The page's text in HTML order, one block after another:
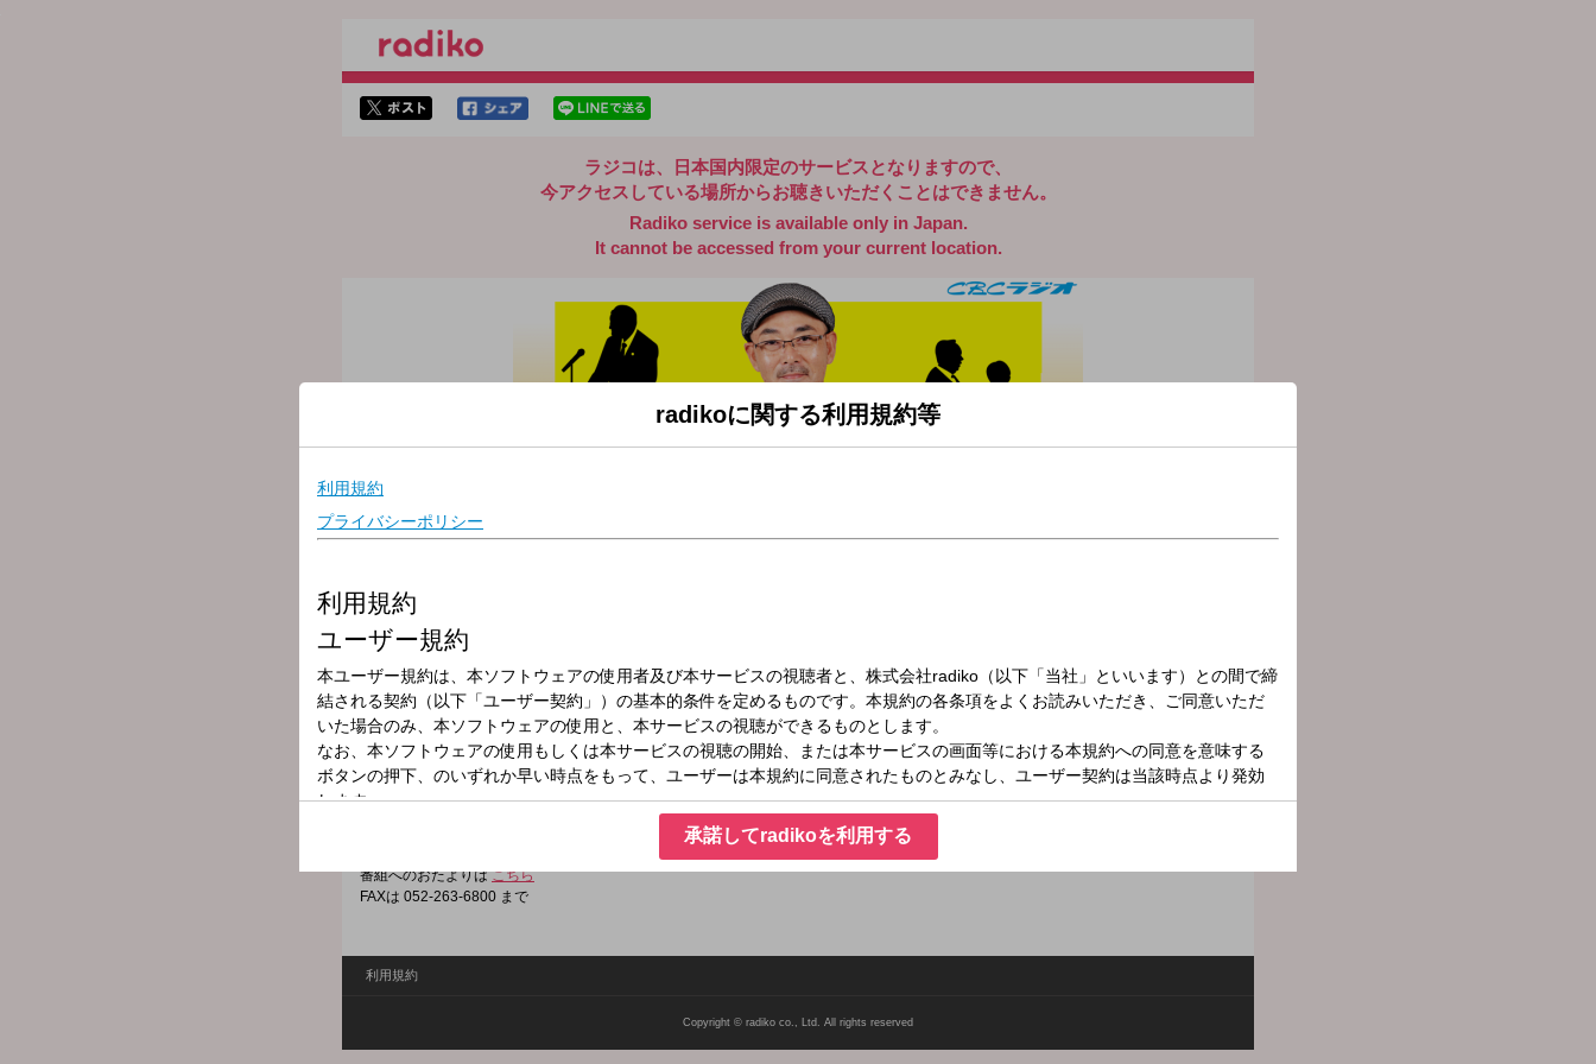
ラジコは、日本国内限定のサービスとなりますので、
今アクセスしている場所からお聴きいただくことはできません。
Radiko service is available only in Japan.
It cannot be accessed from your current location.
放送局
放送時間
2024年1月26日（金）19:00～21:10
番組名
戸井康成の金曜スクラッパー
架空の情報サイト「スクラッパー」編集長 戸井康成が、今週の気になるニュースや、リスナーの事件を集め、スクラップして、お送り
番組へのおたよりはこちら
FAXは 052-263-6800 まで
利用規約
Copyright © radiko co., Ltd. All rights reserved
radikoに関する利用規約等
承諾してradikoを利用する